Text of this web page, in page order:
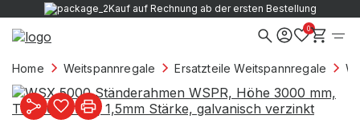
Direkt vom Hersteller
0
Home Weitspannregale Ersatzteile Weitspannregale